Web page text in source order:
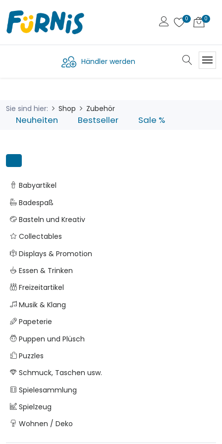
Händler werden
Sie sind hier: Shop Zubehör
Neuheiten Bestseller Sale %
Babyartikel
Badespaß
Basteln und Kreativ
Collectables
Displays & Promotion
Essen & Trinken
Freizeitartikel
Musik & Klang
Papeterie
Puppen und Plüsch
Puzzles
Schmuck, Taschen usw.
Spielesammlung
Spielzeug
Wohnen / Deko